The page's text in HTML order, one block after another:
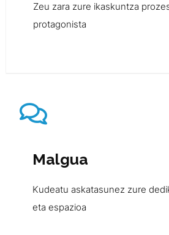
Zeu zara zure ikaskuntza
protagonista
Malgua
Kudeatu askatasunez zure
eta espazioa